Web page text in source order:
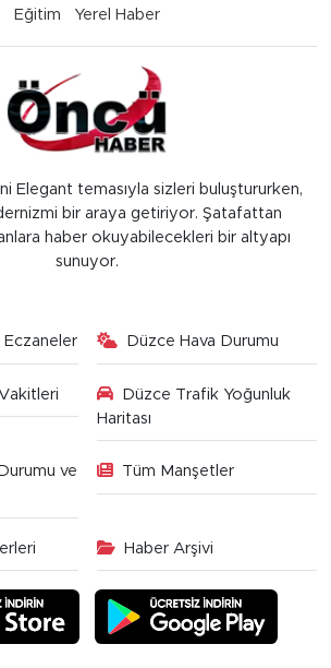
Eğitim
Yerel Haber
Elegant temasıyla sizleri buluştururken,
bir araya getiriyor. Şatafattan
haber okuyabilecekleri bir altyapı
sunuyor.
Düzce Hava Durumu
Düzce Trafik Yoğunluk
Haritası
ve
Tüm Manşetler
Haber Arşivi